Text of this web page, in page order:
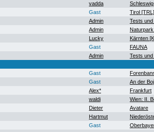
vadda
Gast Tirol [TRL]
Admin Tests und
Admin
Lucky Kärnten
Gast FAUNA
Admin Tests und
Gast
Gast An der
Alex* Frankfurt
waldi Wien: II.
Dieter Avatare
Hartmut
Gast